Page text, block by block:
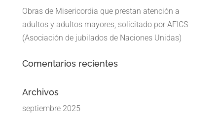
Obras de Misericordia que prestan atención a
adultos y adultos mayores, solicitado por AFICS
(Asociación de jubilados de Naciones Unidas)
Comentarios recientes
Archivos
septiembre 2025